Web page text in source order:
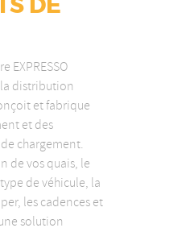
DE
EXPRESSO
distribution
et fabrique
et des
chargement.
de vos quais, le
de véhicule, la
les cadences et
solution